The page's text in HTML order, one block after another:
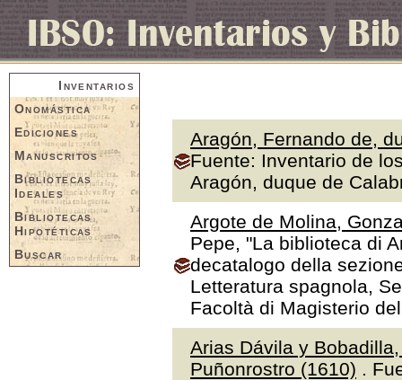
Inventarios
Onomástica
Ediciones
Manuscritos
Bibliotecas
Ideales
Bibliotecas
Hipotéticas
Buscar
Aragón, Fernando de,
Fuente: Inventario de
Aragón, duque de
Argote de Molina,
Pepe, "La biblioteca di
decatalogo della
Letteratura spagnola,
Facoltà di Magisterio
Arias Dávila y
Puñonrostro (1610) .